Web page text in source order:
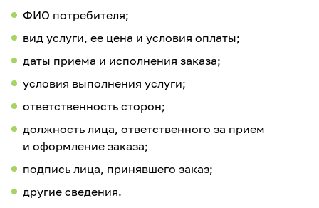
ФИО потребителя;
вид услуги, ее цена и условия оплаты;
даты приема и исполнения заказа;
условия выполнения услуги;
ответственность сторон;
должность лица, ответственного за прием
и оформление заказа;
подпись лица, принявшего заказ;
другие сведения.